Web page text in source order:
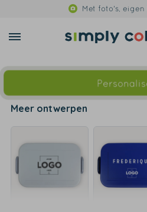
Met foto's,
Meer ontwerpen